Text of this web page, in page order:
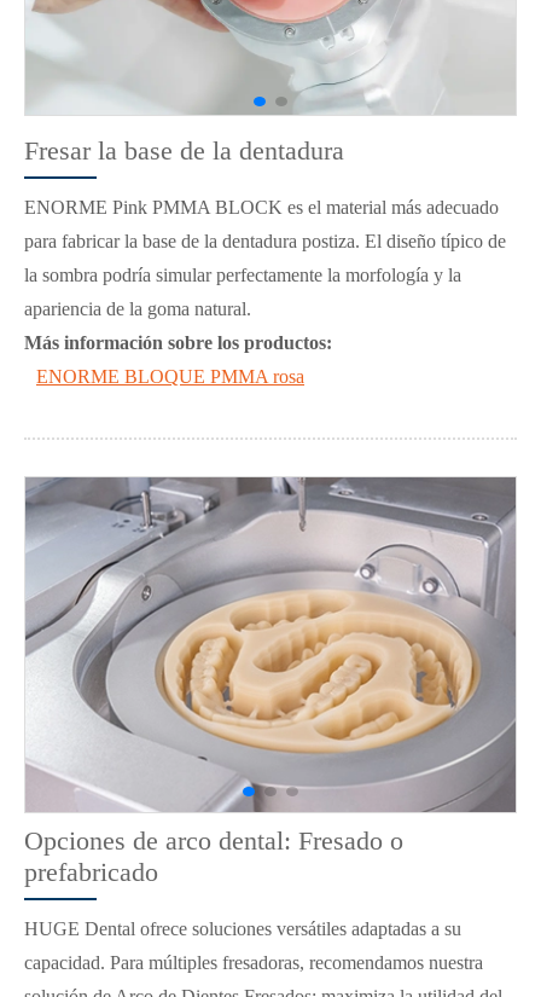
Fresar la base de la dentadura
ENORME Pink PMMA BLOCK es el material más adecuado
para fabricar la base de la dentadura postiza. El diseño típico de
la sombra podría simular perfectamente la morfología y la
apariencia de la goma natural.
Más información sobre los productos:
ENORME BLOQUE PMMA rosa
Opciones de arco dental: Fresado o
prefabricado
HUGE Dental ofrece soluciones versátiles adaptadas a su
capacidad. Para múltiples fresadoras, recomendamos nuestra